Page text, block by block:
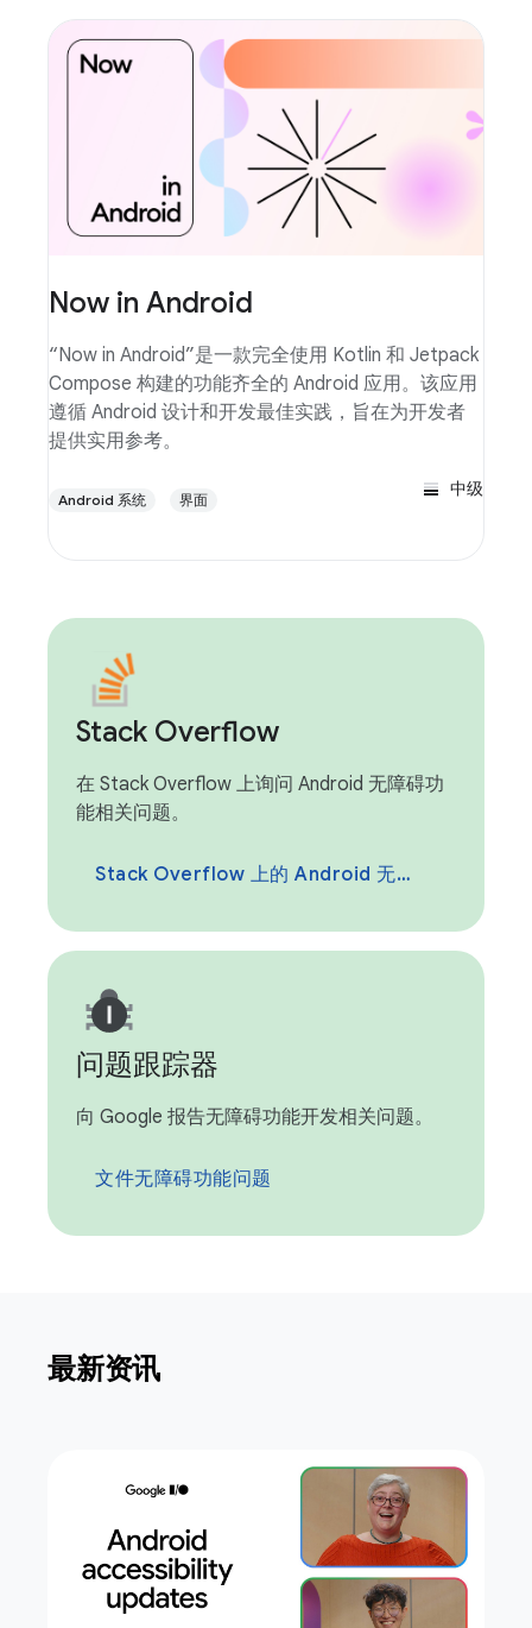
Now in Android
“Now in Android”是一款完全使用 Kotlin 和 Jetpack
Compose 构建的功能齐全的 Android 应用。该应用
遵循 Android 设计和开发最佳实践，旨在为开发者
提供实用参考。
Android 系统 界面
中级
Stack Overflow
在 Stack Overflow 上询问 Android 无障碍功
能相关问题。
Stack Overflow 上的 Android 无障碍功能
问题跟踪器
向 Google 报告无障碍功能开发相关问题。
文件无障碍功能问题
最新资讯